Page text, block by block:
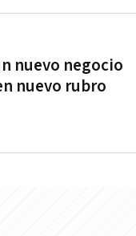
nuevo negocio
nuevo rubro